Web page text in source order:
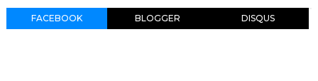
FACEBOOK BLOGGER DISQUS